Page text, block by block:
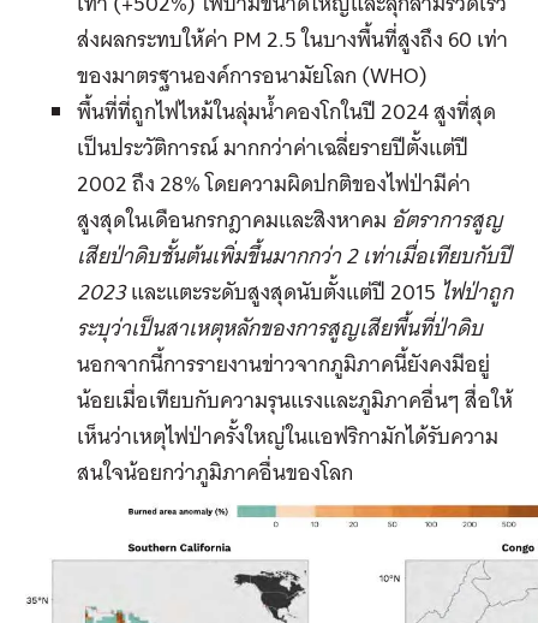
ส่งผลกระทบให้ค่า PM 2.5 ในบางพื้นที่สูงถึง 60 เท่า
ของมาตรฐานองค์การอนามัยโลก (WHO)
พื้นที่ที่ถูกไฟไหม้ในลุ่มน้ำคองโกในปี 2024 สูงที่สุด
เป็นประวัติการณ์ มากกว่าค่าเฉลี่ยรายปีตั้งแต่ปี
2002 ถึง 28% โดยความผิดปกติของไฟป่ามีค่า
สูงสุดในเดือนกรกฎาคมและสิงหาคม อัตราการสูญ
เสียป่าดิบชั้นต้นเพิ่มขึ้นมากกว่า2เท่าเมื่อเทียบกับปี
2023และแตะระดับสูงสุดนับตั้งแต่ปี 2015 ไฟป่าถูก
ระบุว่าเป็นสาเหตุหลักของการสูญเสียพื้นที่ป่าดิบ
นอกจากนี้การรายงานข่าวจากภูมิภาคนี้ยังคงมีอยู่
น้อยเมื่อเทียบกับความรุนแรงและภูมิภาคอื่นๆ สื่อให้
เห็นว่าเหตุไฟป่าครั้งใหญ่ในแอฟริกามักได้รับความ
สนใจน้อยกว่าภูมิภาคอื่นของโลก